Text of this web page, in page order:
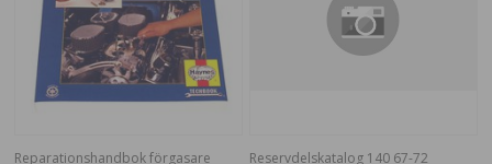
Reparationshandbok förgasare
Reservdelskatalog 140 67-72